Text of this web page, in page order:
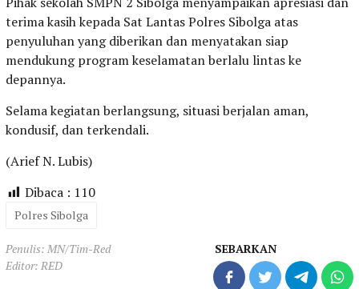
terima kasih kepada Sat Lantas Polres Sibolga atas
penyuluhan yang diberikan dan menyatakan siap
mendukung program keselamatan berlalu lintas ke
depannya.
Selama kegiatan berlangsung, situasi berjalan aman,
kondusif, dan terkendali.
(Arief N. Lubis)
Dibaca : 110
Polres Sibolga
Penulis: MN/Tim-Red
Editor: RED
SEBARKAN